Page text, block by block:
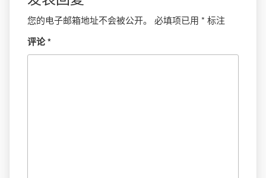
您的电子邮箱地址不会被公开。 必填项已用 * 标注
评论*